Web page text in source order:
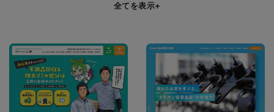
全てを表示+